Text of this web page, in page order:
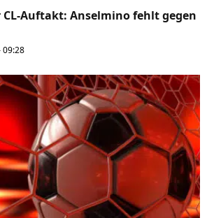
CL-Auftakt: Anselmino fehlt gegen
09:28